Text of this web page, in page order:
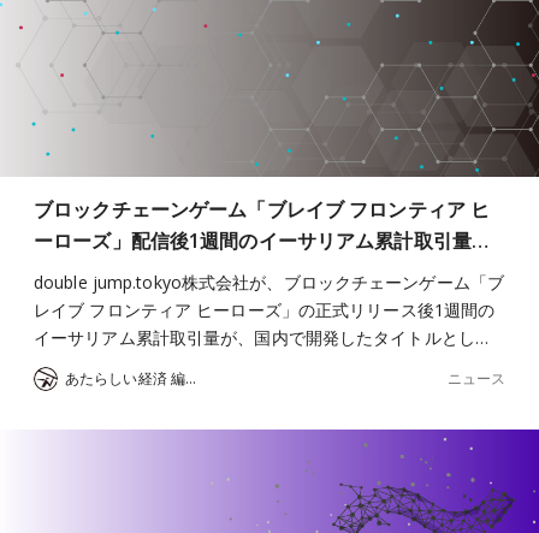
ブロックチェーンゲーム「ブレイブ フロンティア ヒ
ーローズ」配信後1週間のイーサリアム累計取引量…
double jump.tokyo株式会社が、ブロックチェーンゲーム「ブ
レイブ フロンティア ヒーローズ」の正式リリース後1週間の
イーサリアム累計取引量が、国内で開発したタイトルとし…
あたらしい経済 編集部 ニュース